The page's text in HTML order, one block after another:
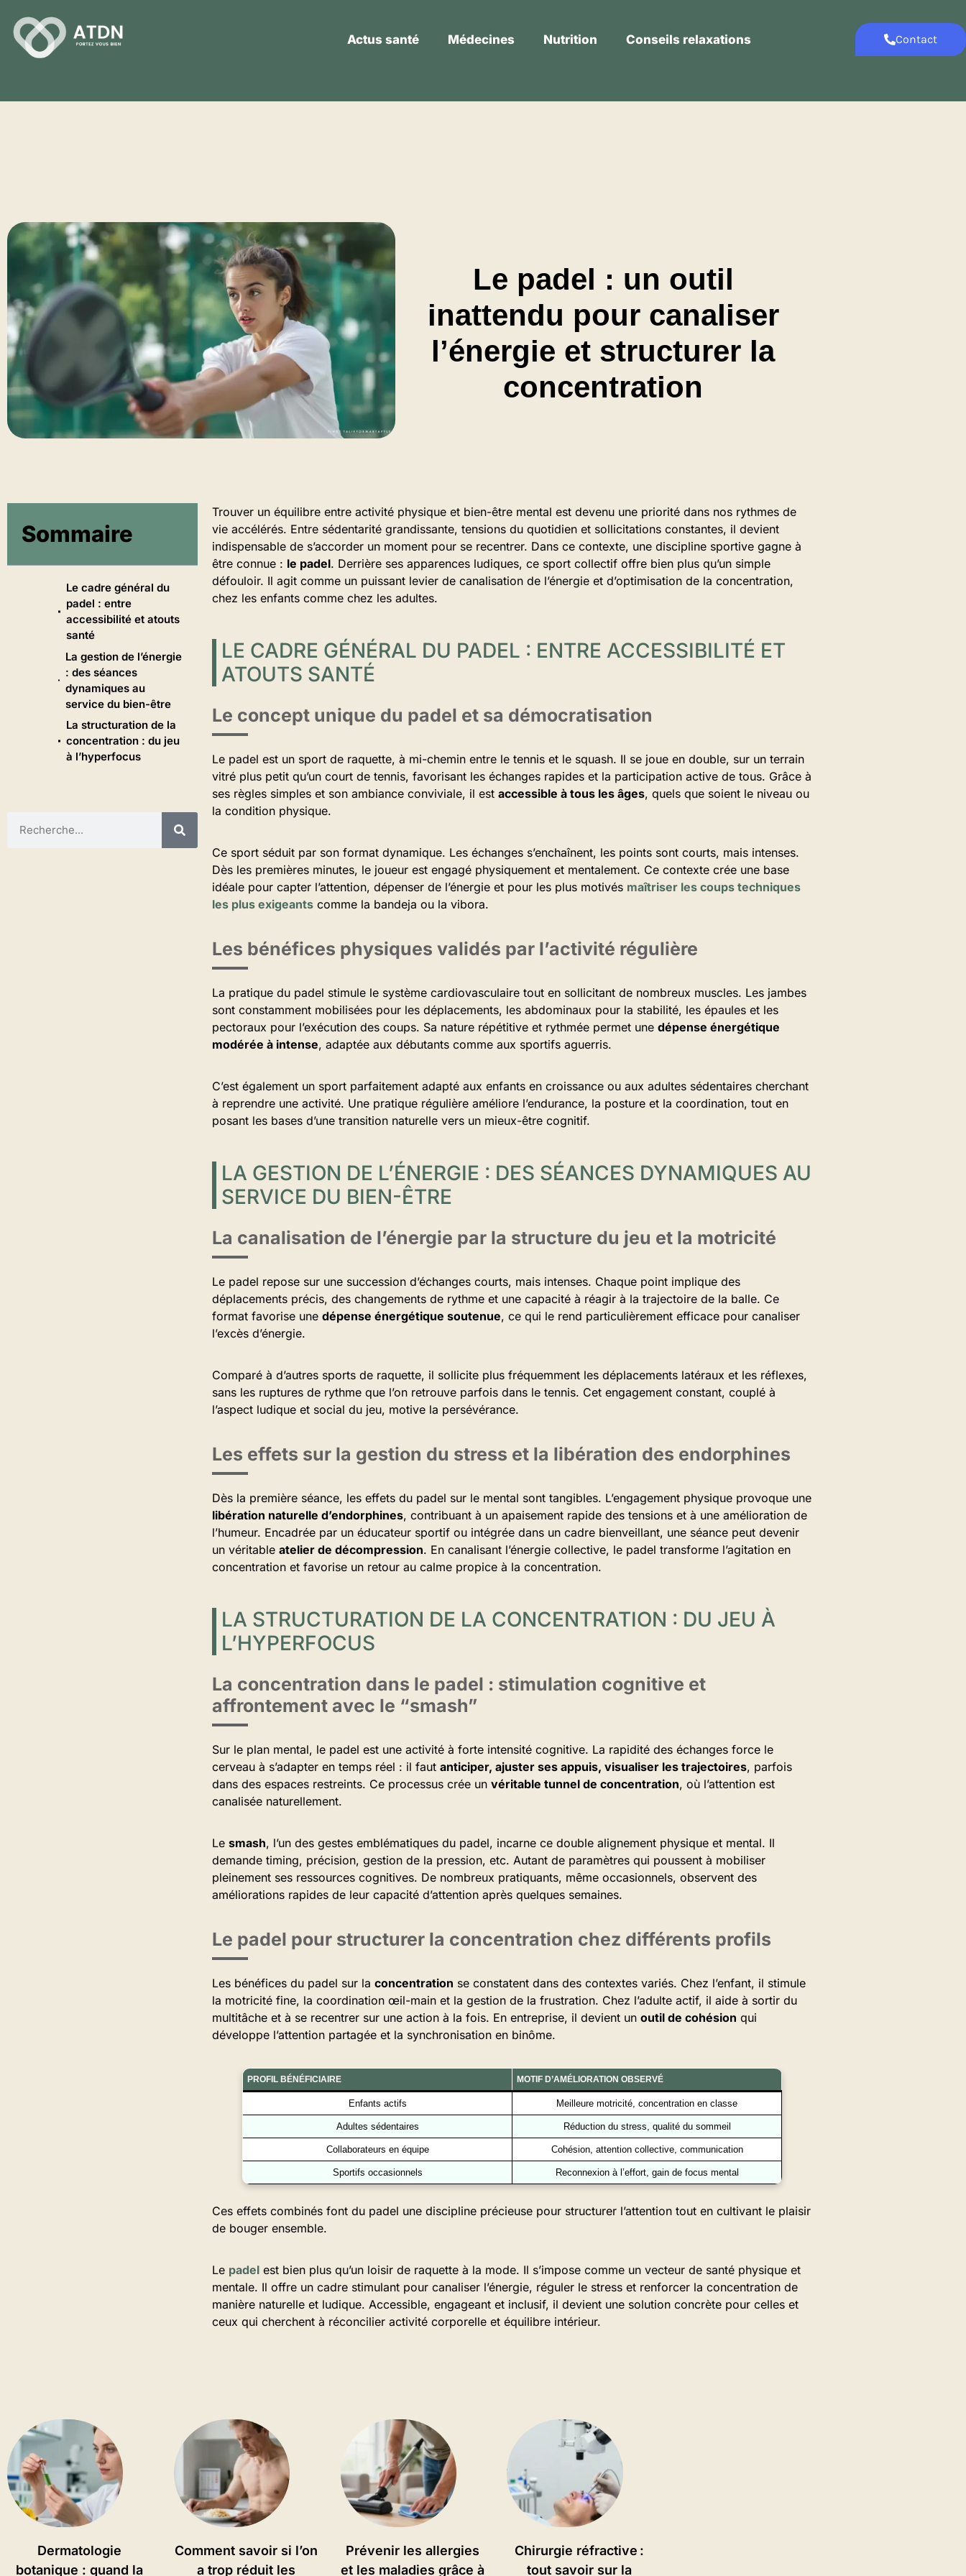
Actus santé Médecines Nutrition Conseils relaxations Contact
Le padel : un outil
inattendu pour canaliser
l’énergie et structurer la
concentration
Sommaire
Le cadre général du
padel : entre
accessibilité et atouts
santé
La gestion de l’énergie
: des séances
dynamiques au
service du bien-être
La structuration de la
concentration : du jeu
à l’hyperfocus
Trouver un équilibre entre activité physique et bien-être mental est devenu une priorité dans nos rythmes de
vie accélérés. Entre sédentarité grandissante, tensions du quotidien et sollicitations constantes, il devient
indispensable de s’accorder un moment pour se recentrer. Dans ce contexte, une discipline sportive gagne à
être connue : le padel. Derrière ses apparences ludiques, ce sport collectif offre bien plus qu’un simple
défouloir. Il agit comme un puissant levier de canalisation de l’énergie et d’optimisation de la concentration,
chez les enfants comme chez les adultes.
LE CADRE GÉNÉRAL DU PADEL : ENTRE ACCESSIBILITÉ ET
ATOUTS SANTÉ
Le concept unique du padel et sa démocratisation
Le padel est un sport de raquette, à mi-chemin entre le tennis et le squash. Il se joue en double, sur un terrain
vitré plus petit qu’un court de tennis, favorisant les échanges rapides et la participation active de tous. Grâce à
ses règles simples et son ambiance conviviale, il est accessible à tous les âges, quels que soient le niveau ou
la condition physique.
Ce sport séduit par son format dynamique. Les échanges s’enchaînent, les points sont courts, mais intenses.
Dès les premières minutes, le joueur est engagé physiquement et mentalement. Ce contexte crée une base
idéale pour capter l’attention, dépenser de l’énergie et pour les plus motivés maîtriser les coups techniques
les plus exigeants comme la bandeja ou la vibora.
Les bénéfices physiques validés par l’activité régulière
La pratique du padel stimule le système cardiovasculaire tout en sollicitant de nombreux muscles. Les jambes
sont constamment mobilisées pour les déplacements, les abdominaux pour la stabilité, les épaules et les
pectoraux pour l’exécution des coups. Sa nature répétitive et rythmée permet une dépense énergétique
modérée à intense, adaptée aux débutants comme aux sportifs aguerris.
C’est également un sport parfaitement adapté aux enfants en croissance ou aux adultes sédentaires cherchant
à reprendre une activité. Une pratique régulière améliore l’endurance, la posture et la coordination, tout en
posant les bases d’une transition naturelle vers un mieux-être cognitif.
LA GESTION DE L’ÉNERGIE : DES SÉANCES DYNAMIQUES AU
SERVICE DU BIEN-ÊTRE
La canalisation de l’énergie par la structure du jeu et la motricité
Le padel repose sur une succession d’échanges courts, mais intenses. Chaque point implique des
déplacements précis, des changements de rythme et une capacité à réagir à la trajectoire de la balle. Ce
format favorise une dépense énergétique soutenue, ce qui le rend particulièrement efficace pour canaliser
l’excès d’énergie.
Comparé à d’autres sports de raquette, il sollicite plus fréquemment les déplacements latéraux et les réflexes,
sans les ruptures de rythme que l’on retrouve parfois dans le tennis. Cet engagement constant, couplé à
l’aspect ludique et social du jeu, motive la persévérance.
Les effets sur la gestion du stress et la libération des endorphines
Dès la première séance, les effets du padel sur le mental sont tangibles. L’engagement physique provoque une
libération naturelle d’endorphines, contribuant à un apaisement rapide des tensions et à une amélioration de
l’humeur. Encadrée par un éducateur sportif ou intégrée dans un cadre bienveillant, une séance peut devenir
un véritable atelier de décompression. En canalisant l’énergie collective, le padel transforme l’agitation en
concentration et favorise un retour au calme propice à la concentration.
LA STRUCTURATION DE LA CONCENTRATION : DU JEU À
L’HYPERFOCUS
La concentration dans le padel : stimulation cognitive et
affrontement avec le “smash”
Sur le plan mental, le padel est une activité à forte intensité cognitive. La rapidité des échanges force le
cerveau à s’adapter en temps réel : il faut anticiper, ajuster ses appuis, visualiser les trajectoires, parfois
dans des espaces restreints. Ce processus crée un véritable tunnel de concentration, où l’attention est
canalisée naturellement.
Le smash, l’un des gestes emblématiques du padel, incarne ce double alignement physique et mental. Il
demande timing, précision, gestion de la pression, etc. Autant de paramètres qui poussent à mobiliser
pleinement ses ressources cognitives. De nombreux pratiquants, même occasionnels, observent des
améliorations rapides de leur capacité d’attention après quelques semaines.
Le padel pour structurer la concentration chez différents profils
Les bénéfices du padel sur la concentration se constatent dans des contextes variés. Chez l’enfant, il stimule
la motricité fine, la coordination œil-main et la gestion de la frustration. Chez l’adulte actif, il aide à sortir du
multitâche et à se recentrer sur une action à la fois. En entreprise, il devient un outil de cohésion qui
développe l’attention partagée et la synchronisation en binôme.
PROFIL BÉNÉFICIAIRE MOTIF D’AMÉLIORATION OBSERVÉ
Enfants actifs Meilleure motricité, concentration en classe
Adultes sédentaires Réduction du stress, qualité du sommeil
Collaborateurs en équipe Cohésion, attention collective, communication
Sportifs occasionnels Reconnexion à l’effort, gain de focus mental
Ces effets combinés font du padel une discipline précieuse pour structurer l’attention tout en cultivant le plaisir
de bouger ensemble.
Le padel est bien plus qu’un loisir de raquette à la mode. Il s’impose comme un vecteur de santé physique et
mentale. Il offre un cadre stimulant pour canaliser l’énergie, réguler le stress et renforcer la concentration de
manière naturelle et ludique. Accessible, engageant et inclusif, il devient une solution concrète pour celles et
ceux qui cherchent à réconcilier activité corporelle et équilibre intérieur.
Dermatologie
botanique : quand la
Comment savoir si l’on
a trop réduit les
Prévenir les allergies
et les maladies grâce à
Chirurgie réfractive :
tout savoir sur la